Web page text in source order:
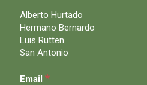
Alberto Hurtado
Hermano Bernardo
Luis Rutten
San Antonio
Email *